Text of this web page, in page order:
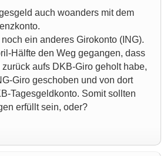
auch woanders mit dem
ein anderes Girokonto (ING).
Hälfte den Weg gegangen, dass
aufs DKB-Giro geholt habe,
Giro geschoben und von dort
Tagesgeldkonto. Somit sollten
erfüllt sein, oder?